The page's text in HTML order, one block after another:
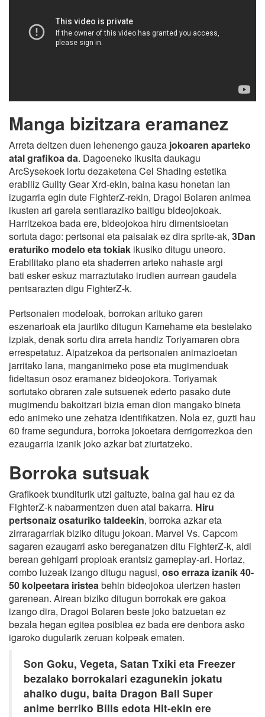
Manga bizitzara eramanez
Arreta deitzen duen lehenengo gauza jokoaren aparteko
atal grafikoa da. Dagoeneko ikusita daukagu
ArcSysekoek lortu dezaketena Cel Shading estetika
erabiliz Guilty Gear Xrd-ekin, baina kasu honetan lan
izugarria egin dute FighterZ-rekin, Dragoi Bolaren animea
ikusten ari garela sentiaraziko baitigu bideojokoak.
Harritzekoa bada ere, bideojokoa hiru dimentsioetan
sortuta dago: pertsonai eta paisaiak ez dira sprite-ak, 3Dan
eraturiko modelo eta tokiak ikusiko ditugu uneoro.
Erabilitako plano eta shaderren arteko nahaste argi
bati esker eskuz marraztutako irudien aurrean gaudela
pentsarazten digu FighterZ-k.
Pertsonaien modeloak, borrokan arituko garen
eszenarioak eta jaurtiko ditugun Kamehame eta bestelako
izpiak, denak sortu dira arreta handiz Toriyamaren obra
errespetatuz. Aipatzekoa da pertsonaien animazioetan
jarritako lana, manganimeko pose eta mugimenduak
fideltasun osoz eramanez bideojokora. Toriyamak
sortutako obraren zale sutsuenek ederto pasako dute
mugimendu bakoitzari bizia eman dion mangako bineta
edo animeko une zehatza identifikatzen. Nola ez, guzti hau
60 frame segundura, borroka jokoetara derrigorrezkoa den
ezaugarria izanik joko azkar bat ziurtatzeko.
Borroka sutsuak
Grafikoek txunditurik utzi gaituzte, baina gai hau ez da
FighterZ-k nabarmentzen duen atal bakarra. Hiru
pertsonaiz osaturiko taldeekin, borroka azkar eta
zirraragarriak biziko ditugu jokoan. Marvel Vs. Capcom
sagaren ezaugarri asko bereganatzen ditu FighterZ-k, aldi
berean gehigarri propioak erantsiz gameplay-ari. Hortaz,
combo luzeak izango ditugu nagusi, oso erraza izanik 40-
50 kolpeetara iristeabehin bideojokoa ulertzen hasten
garenean. Airean biziko ditugun borrokak ere gakoa
izango dira, Dragoi Bolaren beste joko batzuetan ez
bezala hegan egitea posiblea ez bada ere denbora asko
igaroko dugularik zeruan kolpeak ematen.
Son Goku, Vegeta, Satan Txiki eta Freezer
bezalako borrokalari ezagunekin jokatu
ahalko dugu, baita Dragon Ball Super
anime berriko Bills edota Hit-ekin ere